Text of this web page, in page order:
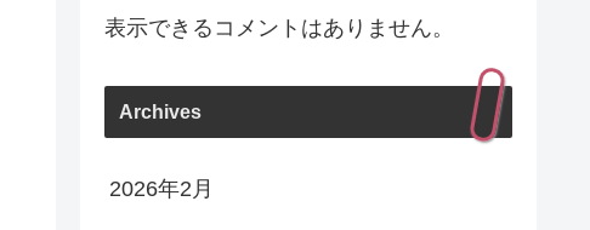
表示できるコメントはありません。
Archives
2026年2月